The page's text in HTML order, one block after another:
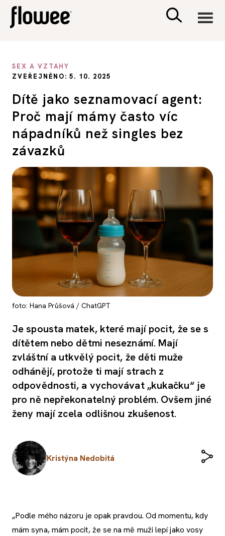
PSYCHOLOGIE
SEX A VZTAHY
PORADNA
SEX A VZTAHY
ZVEŘEJNĚNO: 5. 10. 2025
Dítě jako seznamovací agent:
Proč mají mámy často víc
nápadníků než singles bez
závazků
foto: Hana Průšová / ChatGPT
Je spousta matek, které mají pocit, že se s
dítětem nebo dětmi neseznámí. Mají
zvláštní a utkvělý pocit, že děti muže
odhánějí, protože ti mají strach z
odpovědnosti, a vychovávat „kukačku“ je
pro ně nepřekonatelný problém. Ovšem jiné
ženy mají zcela odlišnou zkušenost.
Kristýna Nedobitá
„Podle mého názoru je opak pravdou. Od momentu, kdy
mám syna, mám pocit, že se na mě muži lepí jako vosy